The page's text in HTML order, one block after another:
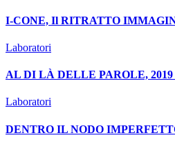
I-CONE, Il RITRATTO
Laboratori
AL DI LÀ DELLE PAROLE, 2019
Laboratori
DENTRO IL NODO